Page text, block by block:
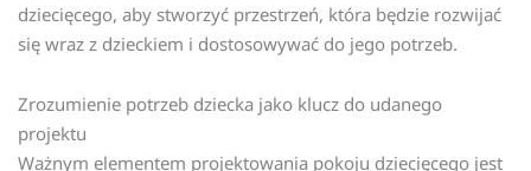
dziecięcego, aby stworzyć przestrzeń, która będzie rozwijać
się wraz z dzieckiem i dostosowywać do jego potrzeb.
Zrozumienie potrzeb dziecka jako klucz do udanego
projektu
Ważnym elementem projektowania pokoju dziecięcego jest